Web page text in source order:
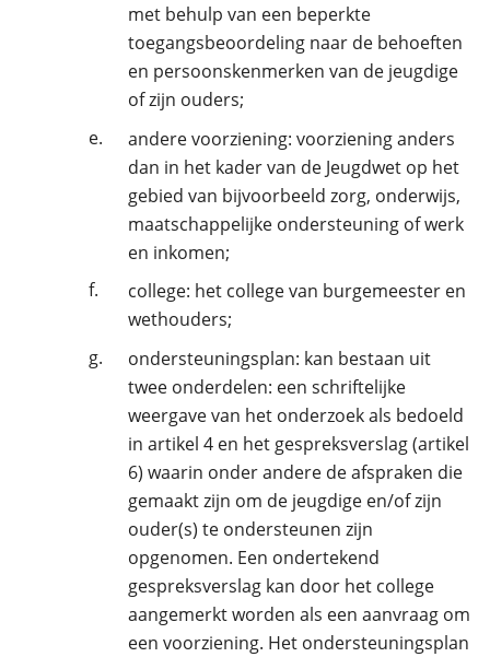
met behulp van een beperkte
toegangsbeoordeling naar de behoeften
en persoonskenmerken van de jeugdige
of zijn ouders;
e.
andere voorziening: voorziening anders
dan in het kader van de Jeugdwet op het
gebied van bijvoorbeeld zorg, onderwijs,
maatschappelijke ondersteuning of werk
en inkomen;
f.
college: het college van burgemeester en
wethouders;
g.
ondersteuningsplan: kan bestaan uit
twee onderdelen: een schriftelijke
weergave van het onderzoek als bedoeld
in artikel 4 en het gespreksverslag (artikel
6) waarin onder andere de afspraken die
gemaakt zijn om de jeugdige en/of zijn
ouder(s) te ondersteunen zijn
opgenomen. Een ondertekend
gespreksverslag kan door het college
aangemerkt worden als een aanvraag om
een voorziening. Het ondersteuningsplan